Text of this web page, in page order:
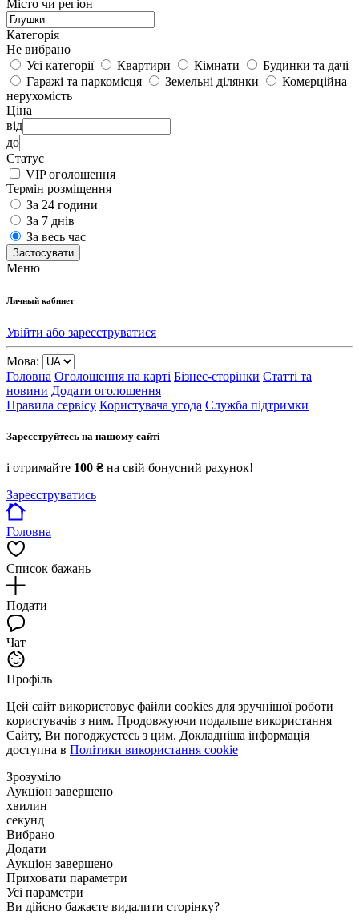
Місто чи регіон
Категорія
Не вибрано
Усі категорії
Квартири Кімнати
Будинки та дачі
Гаражі та паркомісця
Земельні ділянки
Комерційна
нерухомість
Ціна
від
до
Статус
VIP оголошення
Термін розміщення
За 24 години
За 7 днів
За весь час
Застосувати
Меню
Личный кабинет
Увійти або зареєструватися
Мова:
Головна Оголошення на карті Бізнес-сторінки Статті та
новини Додати оголошення
Правила сервісу Користувача угода Служба підтримки
Зареєструйтесь на нашому сайті
і отримайте 100 ₴ на свій бонусний рахунок!
Зареєструватись
Головна
Список бажань
Подати
Чат
Профіль
Цей сайт використовує файли cookies для зручнішої роботи
користувачів з ним. Продовжуючи подальше використання
Сайту, Ви погоджуєтесь з цим. Докладніша інформація
доступна в Політики використання cookie
Зрозуміло
Аукціон завершено
хвилин
секунд
Вибрано
Додати
Аукціон завершено
Приховати параметри
Усі параметри
Ви дійсно бажаєте видалити сторінку?